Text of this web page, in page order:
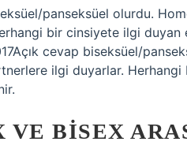
panseksüel olurdu.
bir cinsiyete ilgi
cevap biseksüel/
ilgi duyarlar.
VE BISEX